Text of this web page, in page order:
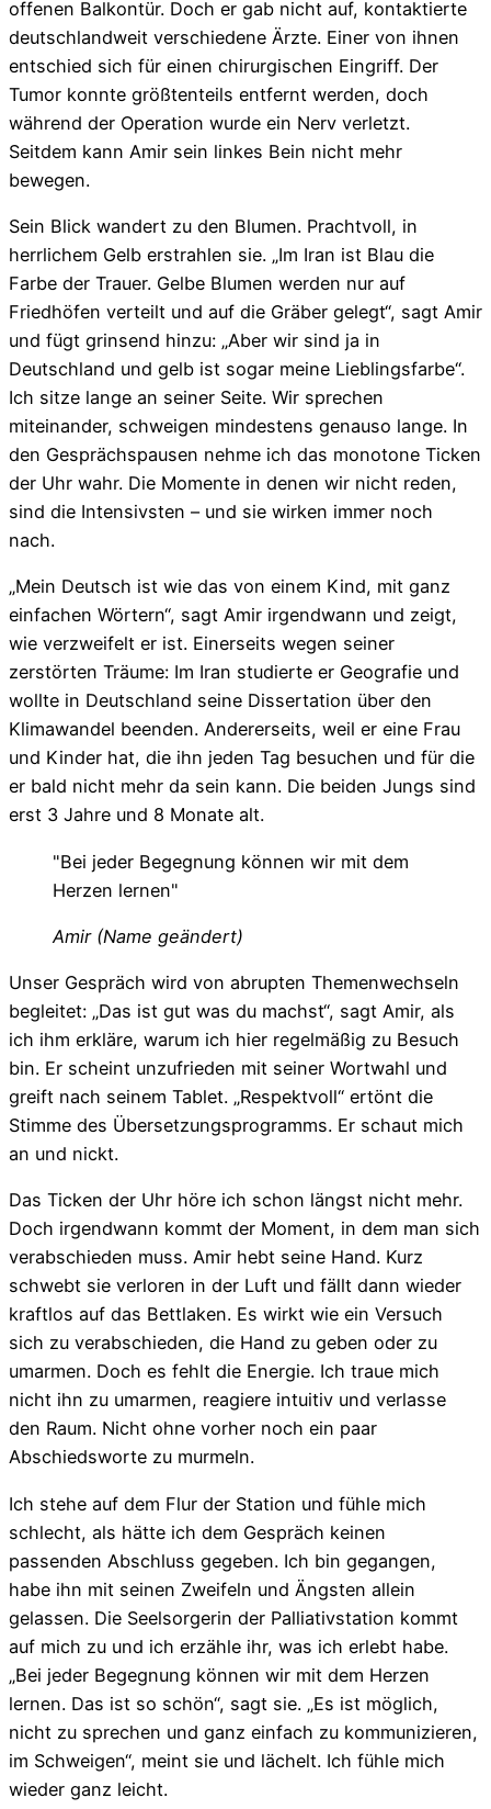
offenen Balkontür. Doch er gab nicht auf, kontaktierte
deutschlandweit verschiedene Ärzte. Einer von ihnen
entschied sich für einen chirurgischen Eingriff. Der
Tumor konnte größtenteils entfernt werden, doch
während der Operation wurde ein Nerv verletzt.
Seitdem kann Amir sein linkes Bein nicht mehr
bewegen.
Sein Blick wandert zu den Blumen. Prachtvoll, in
herrlichem Gelb erstrahlen sie. „Im Iran ist Blau die
Farbe der Trauer. Gelbe Blumen werden nur auf
Friedhöfen verteilt und auf die Gräber gelegt“, sagt Amir
und fügt grinsend hinzu: „Aber wir sind ja in
Deutschland und gelb ist sogar meine Lieblingsfarbe“.
Ich sitze lange an seiner Seite. Wir sprechen
miteinander, schweigen mindestens genauso lange. In
den Gesprächspausen nehme ich das monotone Ticken
der Uhr wahr. Die Momente in denen wir nicht reden,
sind die Intensivsten – und sie wirken immer noch
nach.
„Mein Deutsch ist wie das von einem Kind, mit ganz
einfachen Wörtern“, sagt Amir irgendwann und zeigt,
wie verzweifelt er ist. Einerseits wegen seiner
zerstörten Träume: Im Iran studierte er Geografie und
wollte in Deutschland seine Dissertation über den
Klimawandel beenden. Andererseits, weil er eine Frau
und Kinder hat, die ihn jeden Tag besuchen und für die
er bald nicht mehr da sein kann. Die beiden Jungs sind
erst 3 Jahre und 8 Monate alt.
"Bei jeder Begegnung können wir mit dem
Herzen lernen"
Amir (Name geändert)
Unser Gespräch wird von abrupten Themenwechseln
begleitet: „Das ist gut was du machst“, sagt Amir, als
ich ihm erkläre, warum ich hier regelmäßig zu Besuch
bin. Er scheint unzufrieden mit seiner Wortwahl und
greift nach seinem Tablet. „Respektvoll“ ertönt die
Stimme des Übersetzungsprogramms. Er schaut mich
an und nickt.
Das Ticken der Uhr höre ich schon längst nicht mehr.
Doch irgendwann kommt der Moment, in dem man sich
verabschieden muss. Amir hebt seine Hand. Kurz
schwebt sie verloren in der Luft und fällt dann wieder
kraftlos auf das Bettlaken. Es wirkt wie ein Versuch
sich zu verabschieden, die Hand zu geben oder zu
umarmen. Doch es fehlt die Energie. Ich traue mich
nicht ihn zu umarmen, reagiere intuitiv und verlasse
den Raum. Nicht ohne vorher noch ein paar
Abschiedsworte zu murmeln.
Ich stehe auf dem Flur der Station und fühle mich
schlecht, als hätte ich dem Gespräch keinen
passenden Abschluss gegeben. Ich bin gegangen,
habe ihn mit seinen Zweifeln und Ängsten allein
gelassen. Die Seelsorgerin der Palliativstation kommt
auf mich zu und ich erzähle ihr, was ich erlebt habe.
„Bei jeder Begegnung können wir mit dem Herzen
lernen. Das ist so schön“, sagt sie. „Es ist möglich,
nicht zu sprechen und ganz einfach zu kommunizieren,
im Schweigen“, meint sie und lächelt. Ich fühle mich
wieder ganz leicht.